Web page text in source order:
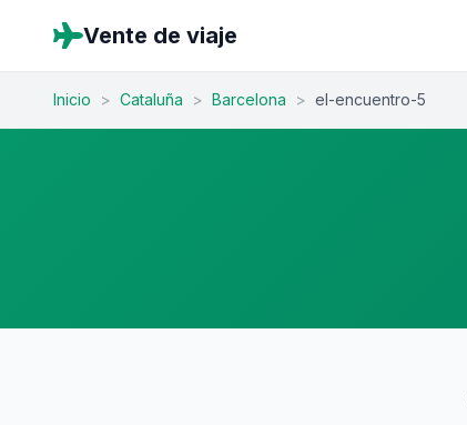
Vente de viaje
Inicio > Cataluña > Barcelona > el-encuentro-5